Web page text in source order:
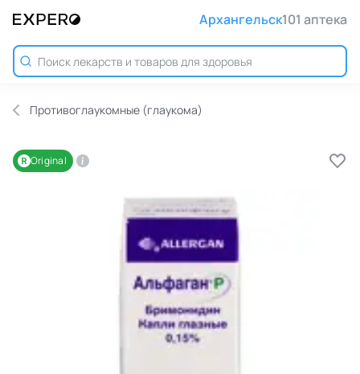
Архангельск101 аптека
Противоглаукомные (глаукома)
Original